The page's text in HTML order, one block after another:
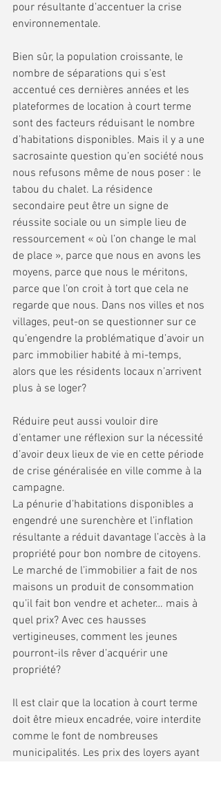
pour résultante d’accentuer la crise
environnementale.
Bien sûr, la population croissante, le
nombre de séparations qui s’est
accentué ces dernières années et les
plateformes de location à court terme
sont des facteurs réduisant le nombre
d’habitations disponibles. Mais il y a une
sacrosainte question qu’en société nous
nous refusons même de nous poser : le
tabou du chalet. La résidence
secondaire peut être un signe de
réussite sociale ou un simple lieu de
ressourcement « où l’on change le mal
de place », parce que nous en avons les
moyens, parce que nous le méritons,
parce que l’on croit à tort que cela ne
regarde que nous. Dans nos villes et nos
villages, peut-on se questionner sur ce
qu’engendre la problématique d’avoir un
parc immobilier habité à mi-temps,
alors que les résidents locaux n’arrivent
plus à se loger?
Réduire peut aussi vouloir dire
d’entamer une réflexion sur la nécessité
d’avoir deux lieux de vie en cette période
de crise généralisée en ville comme à la
campagne.
La pénurie d’habitations disponibles a
engendré une surenchère et l’inflation
résultante a réduit davantage l’accès à la
propriété pour bon nombre de citoyens.
Le marché de l’immobilier a fait de nos
maisons un produit de consommation
qu’il fait bon vendre et acheter… mais à
quel prix? Avec ces hausses
vertigineuses, comment les jeunes
pourront-ils rêver d’acquérir une
propriété?
Il est clair que la location à court terme
doit être mieux encadrée, voire interdite
comme le font de nombreuses
municipalités. Les prix des loyers ayant